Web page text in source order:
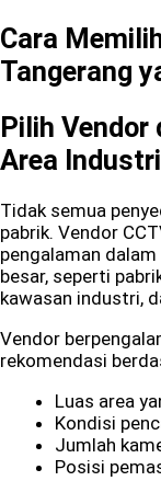
Cara
Tangerang
Pilih Vendor
Area Industri
Tidak semua
pabrik. Vendor
pengalaman
besar, seperti
kawasan industri,
Vendor
rekomendasi
Luas area
Kondisi
Jumlah
Posisi